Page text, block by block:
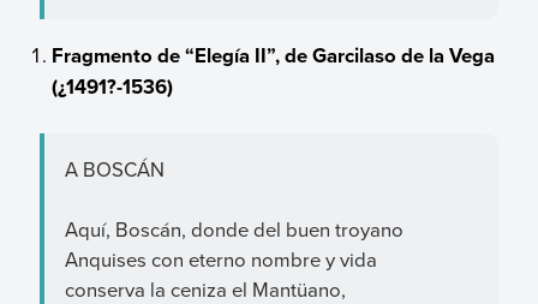
Fragmento de “Elegía II”, de Garcilaso de la Vega
(¿1491?-1536)
A BOSCÁN
Aquí, Boscán, donde del buen troyano
Anquises con eterno nombre y vida
conserva la ceniza el Mantüano,